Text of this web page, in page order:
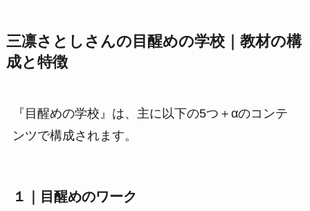
三凛さとしさんの目醒めの学校｜教材の構
成と特徴
『目醒めの学校』は、主に以下の5つ＋αのコンテ
ンツで構成されます。
１｜目醒めのワーク